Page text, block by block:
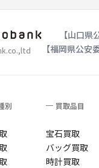
【山口県
【福岡県公安
別 買取品目
宝石買取
バッグ買取
時計買取